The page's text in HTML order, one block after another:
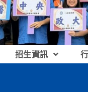
招生資訊